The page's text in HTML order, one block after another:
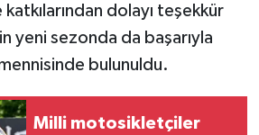
dolayı teşekkür
yeni sezonda da başarıyla
bulunuldu.
Milli motosikletçiler